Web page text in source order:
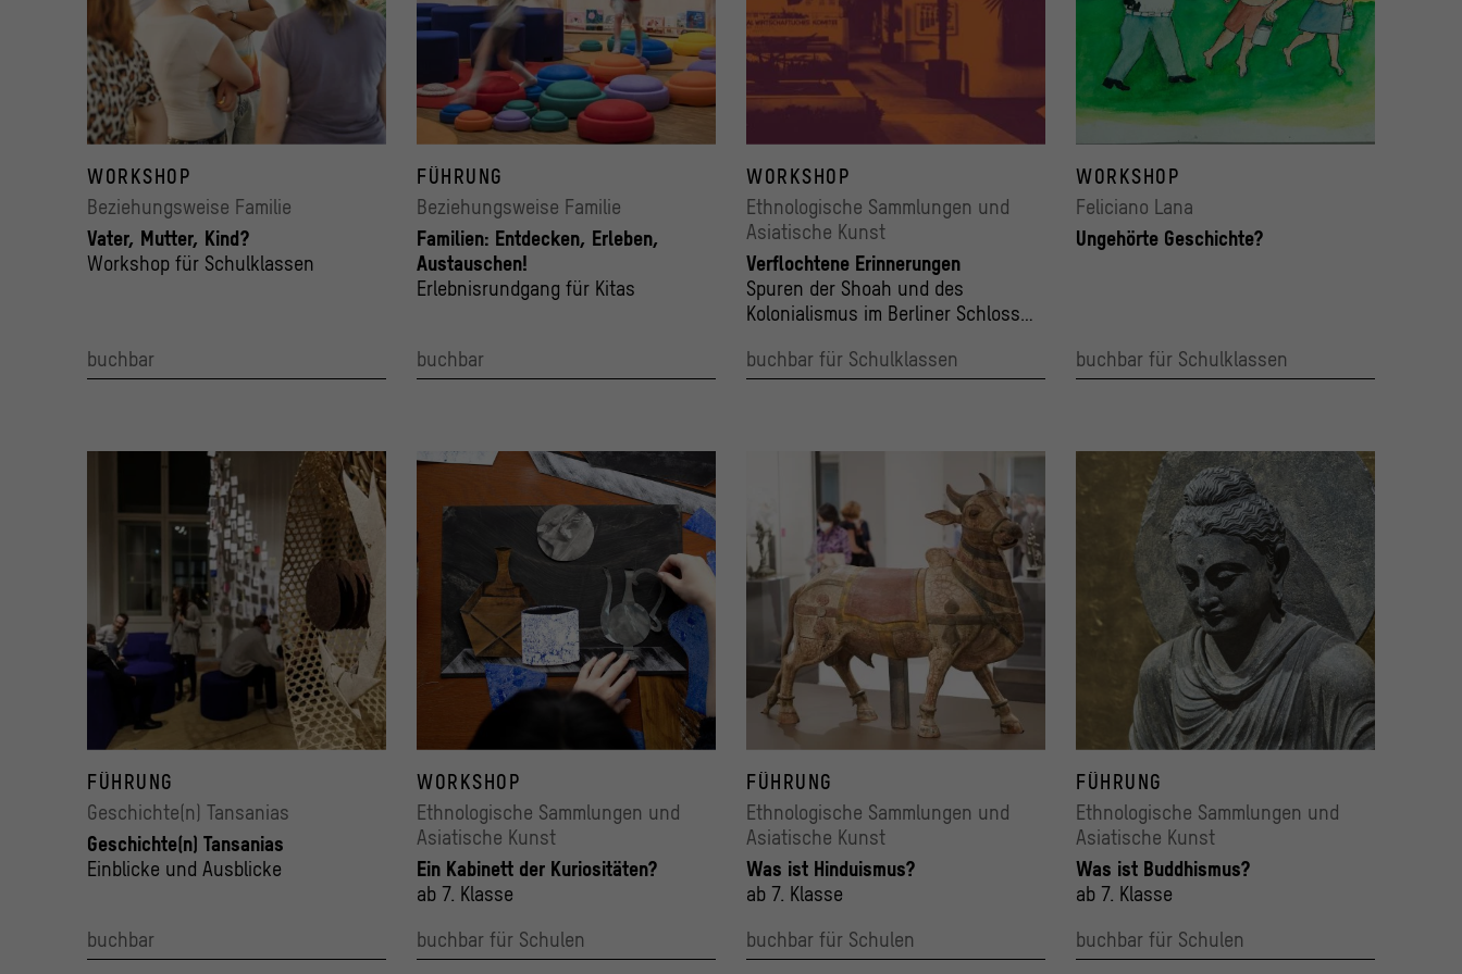
WORKSHOP
Beziehungsweise Familie
Vater, Mutter, Kind?
Workshop für Schulklassen
buchbar
FÜHRUNG
Beziehungsweise Familie
Familien: Entdecken, Erleben,
Austauschen!
Erlebnisrundgang für Kitas
buchbar
WORKSHOP
Ethnologische Sammlungen und
Asiatische Kunst
Verflochtene Erinnerungen
Spuren der Shoah und des
Kolonialismus im Berliner Schloss
Sammlungen
buchbar für Schulklassen
WORKSHOP
Feliciano Lana
Ungehörte Geschichte?
buchbar für Schulklassen
FÜHRUNG
Geschichte(n) Tansanias
Geschichte(n) Tansanias
Einblicke und Ausblicke
buchbar
WORKSHOP
Ethnologische Sammlungen und
Asiatische Kunst
Ein Kabinett der Kuriositäten?
ab 7. Klasse
buchbar für Schulen
FÜHRUNG
Ethnologische Sammlungen und
Asiatische Kunst
Was ist Hinduismus?
ab 7. Klasse
buchbar für Schulen
FÜHRUNG
Ethnologische Sammlungen und
Asiatische Kunst
Was ist Buddhismus?
ab 7. Klasse
buchbar für Schulen